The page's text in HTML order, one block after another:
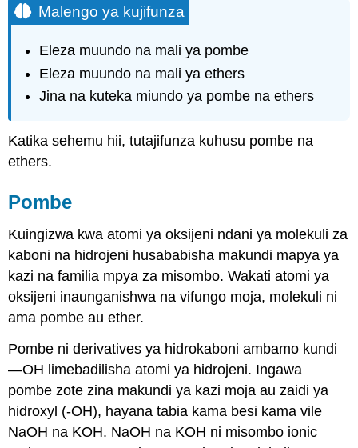
Malengo ya kujifunza
Eleza muundo na mali ya pombe
Eleza muundo na mali ya ethers
Jina na kuteka miundo ya pombe na ethers
Katika sehemu hii, tutajifunza kuhusu pombe na
ethers.
Pombe
Kuingizwa kwa atomi ya oksijeni ndani ya molekuli za
kaboni na hidrojeni husababisha makundi mapya ya
kazi na familia mpya za misombo. Wakati atomi ya
oksijeni inaunganishwa na vifungo moja, molekuli ni
ama pombe au ether.
Pombe ni derivatives ya hidrokaboni ambamo kundi
—OH limebadilisha atomi ya hidrojeni. Ingawa
pombe zote zina makundi ya kazi moja au zaidi ya
hidroxyl (-OH), hayana tabia kama besi kama vile
NaOH na KOH. NaOH na KOH ni misombo ionic